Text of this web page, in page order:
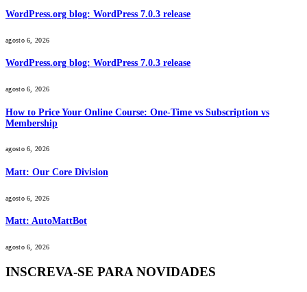
WordPress.org blog: WordPress 7.0.3 release
agosto 6, 2026
WordPress.org blog: WordPress 7.0.3 release
agosto 6, 2026
How to Price Your Online Course: One-Time vs Subscription vs
Membership
agosto 6, 2026
Matt: Our Core Division
agosto 6, 2026
Matt: AutoMattBot
agosto 6, 2026
INSCREVA-SE PARA NOVIDADES